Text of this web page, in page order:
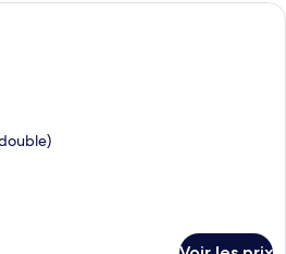
Une chambre d’hôtel avec un grand